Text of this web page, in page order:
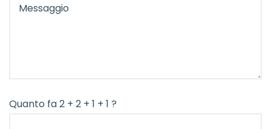
Quanto fa 2 + 2 + 1 + 1 ?